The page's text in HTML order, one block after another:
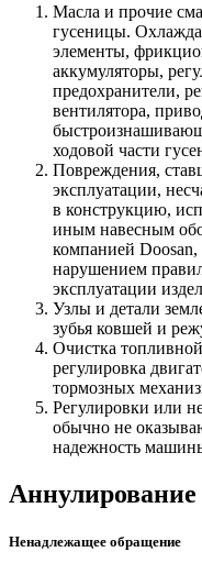
Масла и прочие
гусеницы.
элементы,
аккумуляторы,
предохранители,
вентилятора,
ходовой части
Повреждения,
эксплуатации,
в конструкцию,
иным навесным
компанией
нарушением
эксплуатации
Узлы и детали
зубья ковшей и
Очистка
регулировка
тормозных
Регулировки или
обычно не
надежность
Ненадлежащее обращение